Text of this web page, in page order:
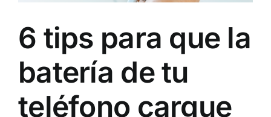
6 tips para que la
batería de tu
teléfono cargue